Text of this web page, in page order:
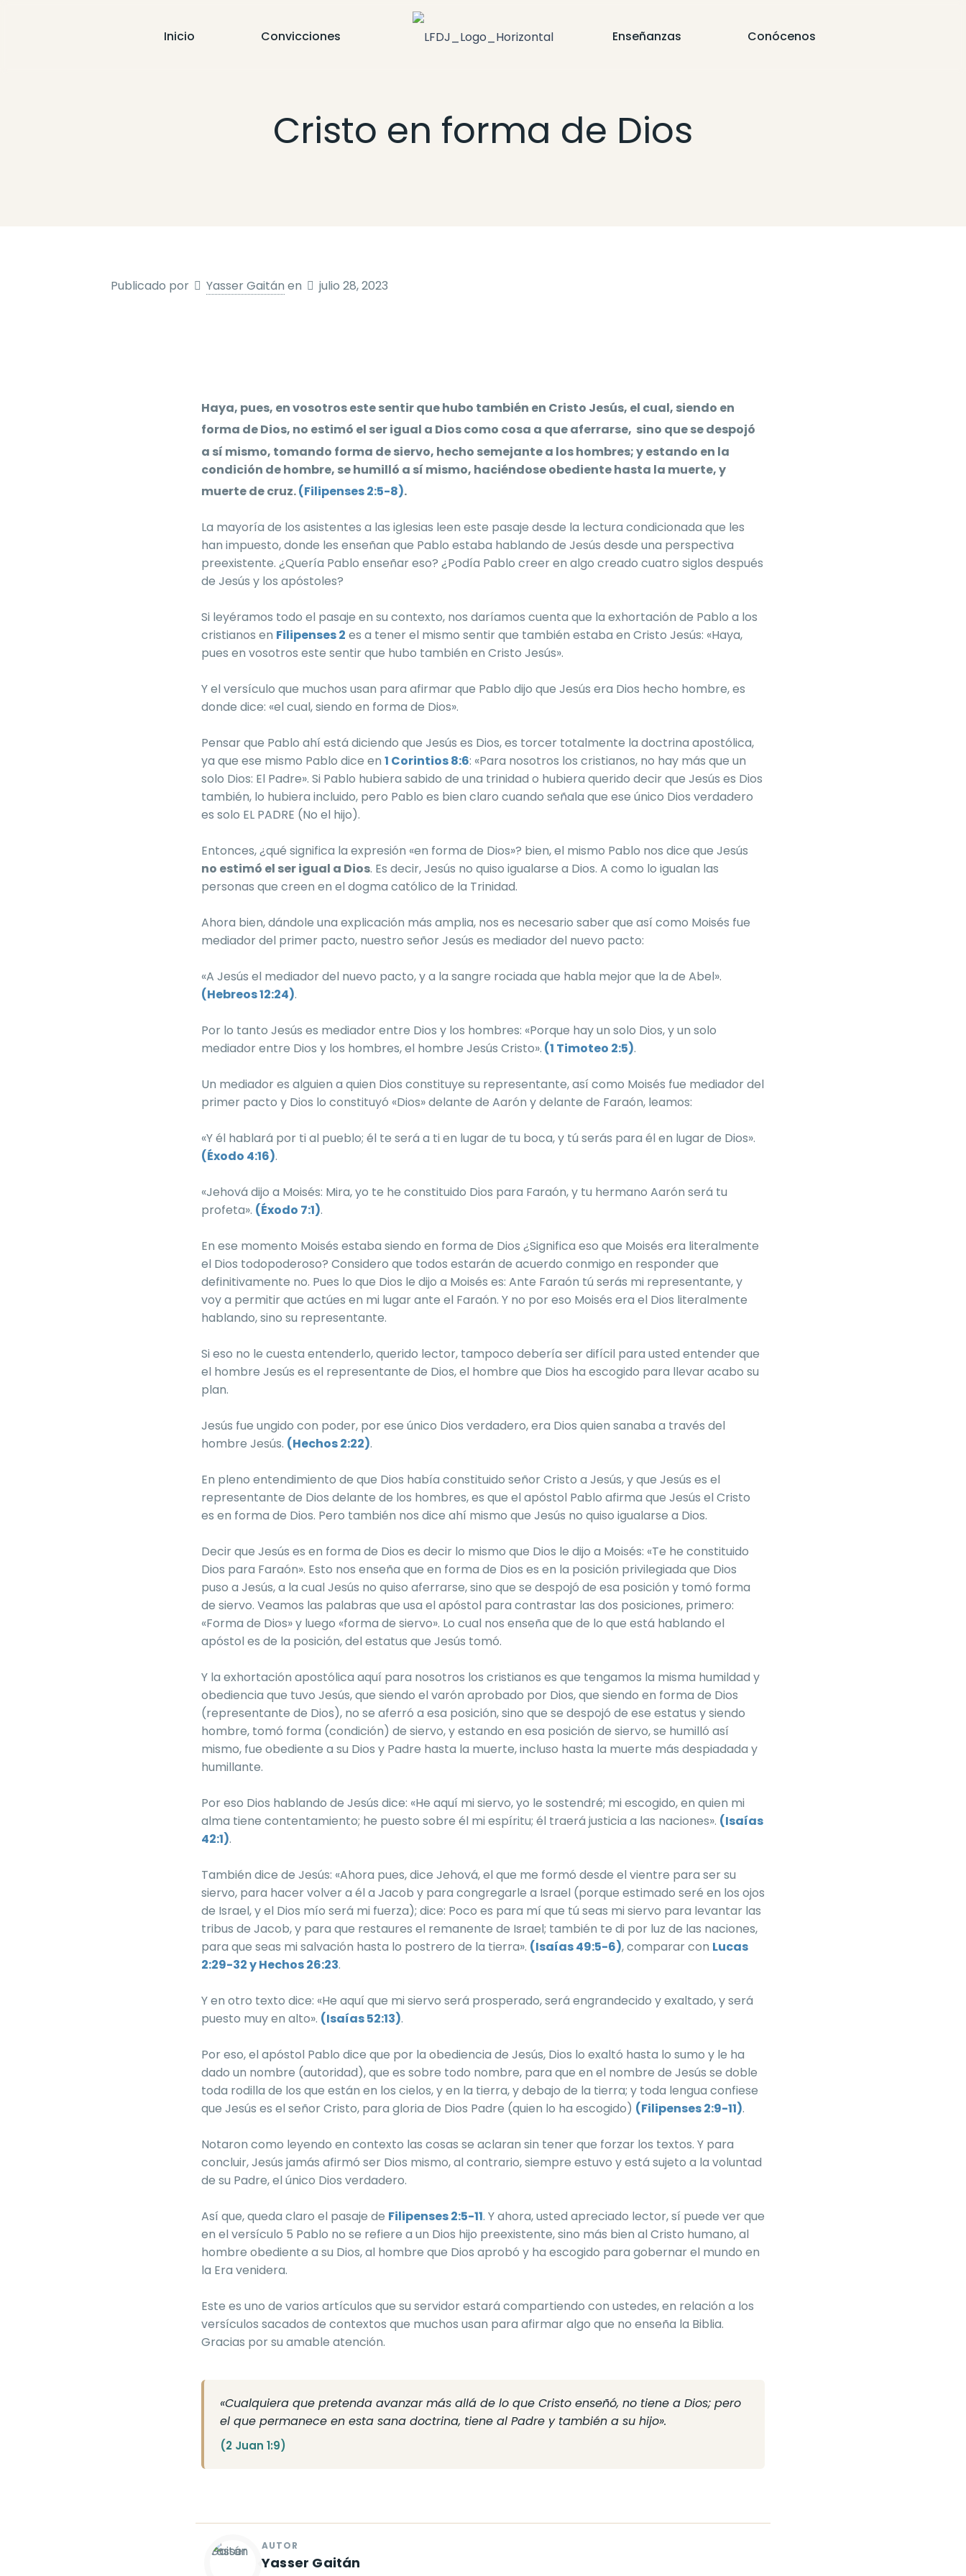
Inicio Convicciones Enseñanzas Conócenos
Cristo en forma de Dios
Publicado por Yasser Gaitán en julio 28, 2023
Haya, pues, en vosotros este sentir que hubo también en Cristo Jesús, el cual, siendo en
forma de Dios, no estimó el ser igual a Dios como cosa a que aferrarse, sino que se despojó
a sí mismo, tomando forma de siervo, hecho semejante a los hombres;y estando en la
condición de hombre, se humilló a sí mismo, haciéndose obediente hasta la muerte, y
muerte de cruz.(Filipenses 2:5-8).
La mayoría de los asistentes a las iglesias leen este pasaje desde la lectura condicionada que les
han impuesto, donde les enseñan que Pablo estaba hablando de Jesús desde una perspectiva
preexistente. ¿Quería Pablo enseñar eso? ¿Podía Pablo creer en algo creado cuatro siglos después
de Jesús y los apóstoles?
Si leyéramos todo el pasaje en su contexto, nos daríamos cuenta que la exhortación de Pablo a los
cristianos en Filipenses 2 es a tener el mismo sentir que también estaba en Cristo Jesús: «Haya,
pues en vosotros este sentir que hubo también en Cristo Jesús».
Y el versículo que muchos usan para afirmar que Pablo dijo que Jesús era Dios hecho hombre, es
donde dice: «el cual, siendo en forma de Dios».
Pensar que Pablo ahí está diciendo que Jesús es Dios, es torcer totalmente la doctrina apostólica,
ya que ese mismo Pablo dice en 1 Corintios 8:6: «Para nosotros los cristianos, no hay más que un
solo Dios: El Padre». Si Pablo hubiera sabido de una trinidad o hubiera querido decir que Jesús es Dios
también, lo hubiera incluido, pero Pablo es bien claro cuando señala que ese único Dios verdadero
es solo EL PADRE (No el hijo).
Entonces, ¿qué significa la expresión «en forma de Dios»? bien, el mismo Pablo nos dice que Jesús
no estimó el ser igual a Dios. Es decir, Jesús no quiso igualarse a Dios. A como lo igualan las
personas que creen en el dogma católico de la Trinidad.
Ahora bien, dándole una explicación más amplia, nos es necesario saber que así como Moisés fue
mediador del primer pacto, nuestro señor Jesús es mediador del nuevo pacto:
«A Jesús el mediador del nuevo pacto, y a la sangre rociada que habla mejor que la de Abel».
(Hebreos 12:24).
Por lo tanto Jesús es mediador entre Dios y los hombres: «Porque hay un solo Dios, y un solo
mediador entre Dios y los hombres, el hombre Jesús Cristo». (1 Timoteo 2:5).
Un mediador es alguien a quien Dios constituye su representante, así como Moisés fue mediador del
primer pacto y Dios lo constituyó «Dios» delante de Aarón y delante de Faraón, leamos:
«Y él hablará por ti al pueblo; él te será a ti en lugar de tu boca, y tú serás para él en lugar de Dios».
(Éxodo 4:16).
«Jehová dijo a Moisés: Mira, yo te he constituido Dios para Faraón, y tu hermano Aarón será tu
profeta». (Éxodo 7:1).
En ese momento Moisés estaba siendo en forma de Dios ¿Significa eso que Moisés era literalmente
el Dios todopoderoso? Considero que todos estarán de acuerdo conmigo en responder que
definitivamente no. Pues lo que Dios le dijo a Moisés es: Ante Faraón tú serás mi representante, y
voy a permitir que actúes en mi lugar ante el Faraón. Y no por eso Moisés era el Dios literalmente
hablando, sino su representante.
Si eso no le cuesta entenderlo, querido lector, tampoco debería ser difícil para usted entender que
el hombre Jesús es el representante de Dios, el hombre que Dios ha escogido para llevar acabo su
plan.
Jesús fue ungido con poder, por ese único Dios verdadero, era Dios quien sanaba a través del
hombre Jesús. (Hechos 2:22).
En pleno entendimiento de que Dios había constituido señor Cristo a Jesús, y que Jesús es el
representante de Dios delante de los hombres, es que el apóstol Pablo afirma que Jesús el Cristo
es en forma de Dios. Pero también nos dice ahí mismo que Jesús no quiso igualarse a Dios.
Decir que Jesús es en forma de Dios es decir lo mismo que Dios le dijo a Moisés: «Te he constituido
Dios para Faraón». Esto nos enseña que en forma de Dios es en la posición privilegiada que Dios
puso a Jesús, a la cual Jesús no quiso aferrarse, sino que se despojó de esa posición y tomó forma
de siervo. Veamos las palabras que usa el apóstol para contrastar las dos posiciones, primero:
«Forma de Dios» y luego «forma de siervo». Lo cual nos enseña que de lo que está hablando el
apóstol es de la posición, del estatus que Jesús tomó.
Y la exhortación apostólica aquí para nosotros los cristianos es que tengamos la misma humildad y
obediencia que tuvo Jesús, que siendo el varón aprobado por Dios, que siendo en forma de Dios
(representante de Dios), no se aferró a esa posición, sino que se despojó de ese estatus y siendo
hombre, tomó forma (condición) de siervo, y estando en esa posición de siervo, se humilló así
mismo, fue obediente a su Dios y Padre hasta la muerte, incluso hasta la muerte más despiadada y
humillante.
Por eso Dios hablando de Jesús dice: «He aquí mi siervo, yo le sostendré; mi escogido, en quien mi
alma tiene contentamiento; he puesto sobre él mi espíritu; él traerá justicia a las naciones». (Isaías
42:1).
También dice de Jesús: «Ahora pues, dice Jehová, el que me formó desde el vientre para ser su
siervo, para hacer volver a él a Jacob y para congregarle a Israel (porque estimado seré en los ojos
de Israel, y el Dios mío será mi fuerza); dice: Poco es para mí que tú seas mi siervo para levantar las
tribus de Jacob, y para que restaures el remanente de Israel; también te di por luz de las naciones,
para que seas mi salvación hasta lo postrero de la tierra». (Isaías 49:5-6), comparar con Lucas
2:29-32 y Hechos 26:23.
Y en otro texto dice: «He aquí que mi siervo será prosperado, será engrandecido y exaltado, y será
puesto muy en alto». (Isaías 52:13).
Por eso, el apóstol Pablo dice que por la obediencia de Jesús, Dios lo exaltó hasta lo sumo y le ha
dado un nombre (autoridad), que es sobre todo nombre, para que en el nombre de Jesús se doble
toda rodilla de los que están en los cielos, y en la tierra, y debajo de la tierra; y toda lengua confiese
que Jesús es el señor Cristo, para gloria de Dios Padre (quien lo ha escogido) (Filipenses 2:9-11).
Notaron como leyendo en contexto las cosas se aclaran sin tener que forzar los textos. Y para
concluir, Jesús jamás afirmó ser Dios mismo, al contrario, siempre estuvo y está sujeto a la voluntad
de su Padre, el único Dios verdadero.
Así que, queda claro el pasaje de Filipenses 2:5-11. Y ahora, usted apreciado lector, sí puede ver que
en el versículo 5 Pablo no se refiere a un Dios hijo preexistente, sino más bien al Cristo humano, al
hombre obediente a su Dios, al hombre que Dios aprobó y ha escogido para gobernar el mundo en
la Era venidera.
Este es uno de varios artículos que su servidor estará compartiendo con ustedes, en relación a los
versículos sacados de contextos que muchos usan para afirmar algo que no enseña la Biblia.
Gracias por su amable atención.
«Cualquiera que pretenda avanzar más allá de lo que Cristo enseñó, no tiene a Dios; pero
el que permanece en esta sana doctrina, tiene al Padre y también a su hijo».
(2 Juan 1:9)
Yasser Gaitán